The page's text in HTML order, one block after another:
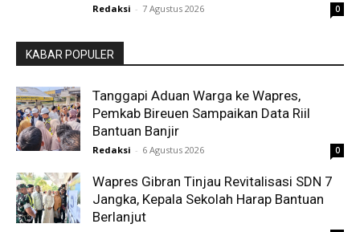
Redaksi - 7 Agustus 2026 0
KABAR POPULER
Tanggapi Aduan Warga ke Wapres,
Pemkab Bireuen Sampaikan Data Riil
Bantuan Banjir
Redaksi - 6 Agustus 2026 0
Wapres Gibran Tinjau Revitalisasi SDN 7
Jangka, Kepala Sekolah Harap Bantuan
Berlanjut